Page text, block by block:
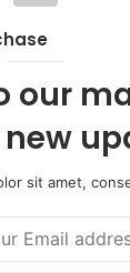
our
sit amet,